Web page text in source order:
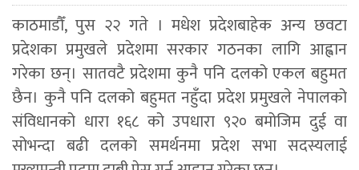
काठमाडौँ, पुस २२ गते । मधेश प्रदेशबाहेक अन्य छवटा
प्रदेशका प्रमुखले प्रदेशमा सरकार गठनका लागि आह्वान
गरेका छन्। सातवटै प्रदेशमा कुनै पनि दलको एकल बहुमत
छैन। कुनै पनि दलको बहुमत नहुँदा प्रदेश प्रमुखले नेपालको
संविधानको धारा १६८ को उपधारा ९२० बमोजिम दुई वा
सोभन्दा बढी दलको समर्थनमा प्रदेश सभा सदस्यलाई